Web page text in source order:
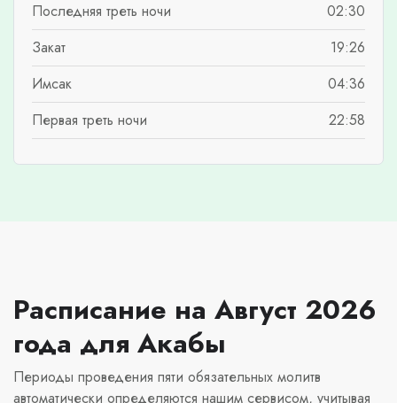
Последняя треть ночи
02:30
Закат
19:26
Имсак
04:36
Первая треть ночи
22:58
Расписание на Август 2026
года для Акабы
Периоды проведения пяти обязательных молитв
автоматически определяются нашим сервисом, учитывая